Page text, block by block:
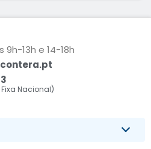
13h e 14-18h
Nacional)